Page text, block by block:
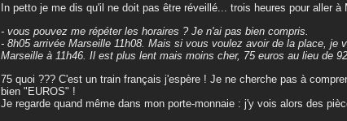
In petto je me dis qu'il ne doit pas être réveillé... trois heures pour aller à
- vous pouvez me répéter les horaires ? Je n'ai pas bien compris.
- 8h05 arrivée Marseille 11h08. Mais si vous voulez avoir de la place, je
Marseille à 11h46. Il est plus lent mais moins cher, 75 euros au lieu de
75 quoi ??? C'est un train français j'espère ! Je ne cherche pas à
bien "EUROS" !
Je regarde quand même dans mon porte-monnaie : j'y vois alors des